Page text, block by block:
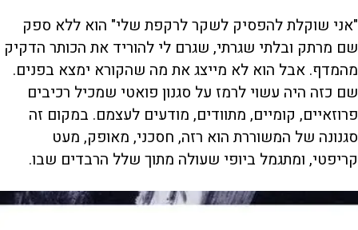
"אני שוקלת להפסיק לשקר לרקפת שלי" הוא ללא ספק
שם מרתק ובלתי שגרתי, שגרם לי להוריד את הכותר הדקיק
מהמדף. אבל הוא לא מייצג את מה שהקורא ימצא בפנים.
שם כזה היה עשוי לרמז על סגנון פואטי שמכיל רכיבים
פרוזאיים, קומיים, מתוודים, מודעים לעצמם. במקום זה
סגנונה של המשוררת הוא רזה, חסכני, מאופק, מעט
קריפטי, ומתגמל ביופי שעולה מתוך שלל הרבדים שבו.